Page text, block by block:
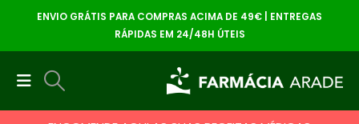
ENVIO GRÁTIS PARA COMPRAS ACIMA DE 49€ | ENTREGAS
RÁPIDAS EM 24/48H ÚTEIS